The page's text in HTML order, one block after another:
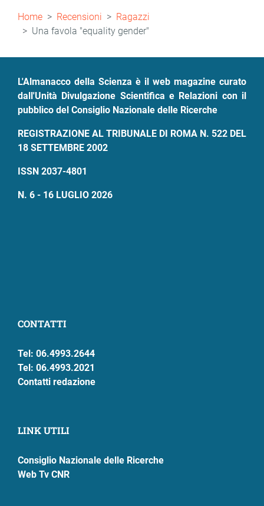
Briciole
di
pane
Home Recensioni
Ragazzi
Una favola "equality gender"
L'Almanacco della Scienza è il web magazine curato
dall'Unità Divulgazione Scientifica e Relazioni con il
pubblico del Consiglio Nazionale delle Ricerche
REGISTRAZIONE AL TRIBUNALE DI ROMA N. 522 DEL
18 SETTEMBRE 2002
ISSN 2037-4801
N. 6 - 16 LUGLIO 2026
CONTATTI
Tel: 06.4993.2644
Tel: 06.4993.2021
Contatti redazione
LINK UTILI
Consiglio Nazionale delle Ricerche
Web Tv CNR